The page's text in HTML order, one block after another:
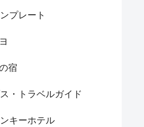
プレート
宿
・トラベルガイド
キーホテル